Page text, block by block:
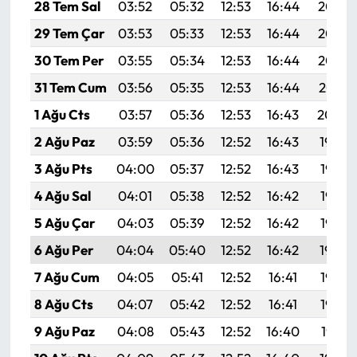
28 Tem Sal 03:52 05:32 12:53 16:44
20:03
29 Tem Çar
03:53 05:33 12:53 16:44
20:02
30 Tem Per
03:55 05:34 12:53 16:44
20:02
31 Tem Cum
03:56 05:35 12:53 16:44
20:01
1 Ağu Cts
03:57 05:36 12:53 16:43
20:00
2 Ağu Paz
03:59 05:36 12:52 16:43
19:59
3 Ağu Pts
04:00 05:37 12:52 16:43
19:58
4 Ağu Sal
04:01 05:38 12:52 16:42
19:57
5 Ağu Çar
04:03 05:39 12:52 16:42
19:55
6 Ağu Per
04:04 05:40 12:52 16:42
19:54
7 Ağu Cum
04:05 05:41 12:52 16:41
19:53
8 Ağu Cts
04:07 05:42 12:52 16:41
19:52
9 Ağu Paz
04:08 05:43 12:52 16:40
19:51